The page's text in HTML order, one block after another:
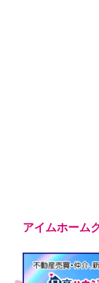
アイムホーム